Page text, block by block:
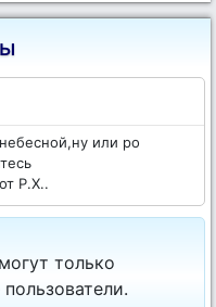
или ро
Р.Х..
только